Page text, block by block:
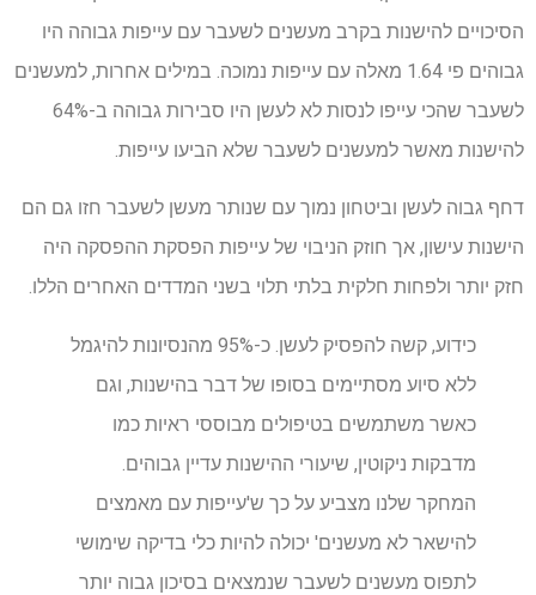
הסיכויים להישנות בקרב מעשנים לשעבר עם עייפות גבוהה היו
גבוהים פי 1.64 מאלה עם עייפות נמוכה. במילים אחרות, למעשנים
לשעבר שהכי עייפו לנסות לא לעשן היו סבירות גבוהה ב-64%
להישנות מאשר למעשנים לשעבר שלא הביעו עייפות.
דחף גבוה לעשן וביטחון נמוך עם שנותר מעשן לשעבר חזו גם הם
הישנות עישון, אך חוזק הניבוי של עייפות הפסקת ההפסקה היה
חזק יותר ולפחות חלקית בלתי תלוי בשני המדדים האחרים הללו.
כידוע, קשה להפסיק לעשן. כ-95% מהנסיונות להיגמל
ללא סיוע מסתיימים בסופו של דבר בהישנות, וגם
כאשר משתמשים בטיפולים מבוססי ראיות כמו
מדבקות ניקוטין, שיעורי ההישנות עדיין גבוהים.
המחקר שלנו מצביע על כך ש'עייפות עם מאמצים
להישאר לא מעשנים' יכולה להיות כלי בדיקה שימושי
לתפוס מעשנים לשעבר שנמצאים בסיכון גבוה יותר